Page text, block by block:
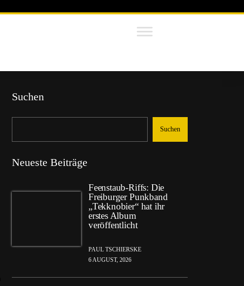
Suchen
Suchen
Neueste Beiträge
Feenstaub-Riffs: Die
Freiburger Punkband
„Tekknobier“ hat ihr
erstes Album
veröffentlicht
PAUL TSCHIERSKE
6 AUGUST, 2026